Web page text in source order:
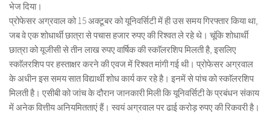
भेज दिया।
प्रोफेसर अग्रवाल को 15 अक्टूबर को यूनिवर्सिटी में ही उस समय गिरफ्तार किया था,
जब वे एक शोधार्थी छात्रा से पचास हजार रुपए की रिश्वत ले रहे थे। चूंकि शोधार्थी
छात्रा को यूजीसी से तीन लाख रुपए वार्षिक की स्काॅलरशिप मिलती है, इसलिए
स्काॅलरशिप पर हस्ताक्षर करने की एवज में रिश्वत मांगी गई थी। प्रोफेसर अग्रवाल
के अधीन इस समय सात विद्यार्थी शोध कार्य कर रहे है। इनमें से पांच को स्काॅलरशिप
मिलती है। एसीबी को जांच के दौरान जानकारी मिली कि यूनिवर्सिटी के प्रबंधन संकाय
में अनेक वित्तीय अनियमितताएं हैं। स्वयं अग्रवाल पर ढाई करोड़ रुपए की रिकवरी है।